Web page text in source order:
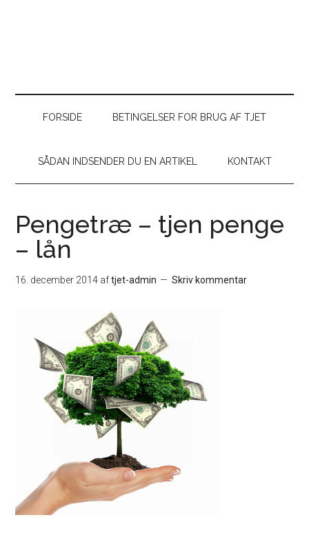
FORSIDE BETINGELSER FOR BRUG AF TJET
SÅDAN INDSENDER DU EN ARTIKEL KONTAKT
Pengetræ – tjen penge
– lån
16. december 2014 aftjet-admin Skriv kommentar